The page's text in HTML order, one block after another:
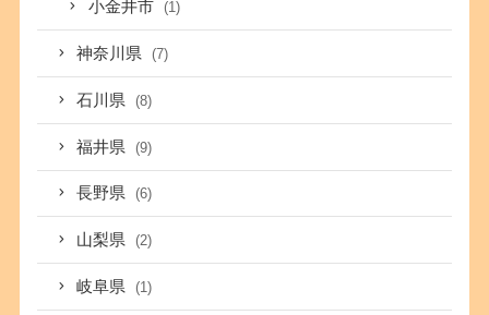
小金井市 (1)
神奈川県 (7)
石川県 (8)
福井県 (9)
長野県 (6)
山梨県 (2)
岐阜県 (1)